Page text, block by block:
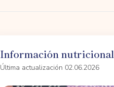
Información nutricional
Última actualización 02.06.2026